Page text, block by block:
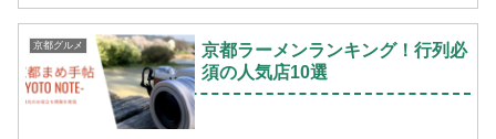
京都グルメ
京都ラーメンランキング！行列必
須の人気店10選